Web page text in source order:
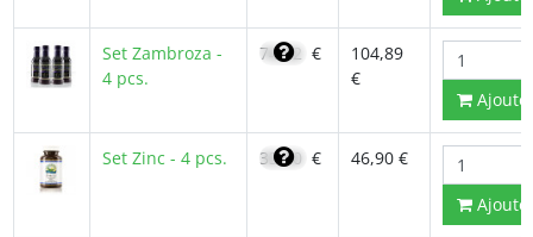
Set Zambroza -
4 pcs.
74,92 €
104,89
€
Set Zinc - 4 pcs. 33,50 € 46,90 €